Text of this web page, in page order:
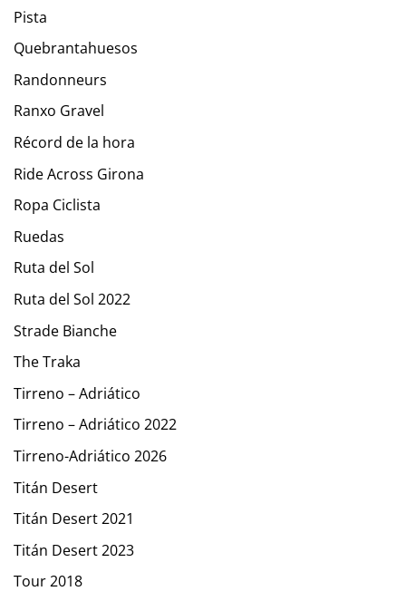
Pista
Quebrantahuesos
Randonneurs
Ranxo Gravel
Récord de la hora
Ride Across Girona
Ropa Ciclista
Ruedas
Ruta del Sol
Ruta del Sol 2022
Strade Bianche
The Traka
Tirreno – Adriático
Tirreno – Adriático 2022
Tirreno-Adriático 2026
Titán Desert
Titán Desert 2021
Titán Desert 2023
Tour 2018